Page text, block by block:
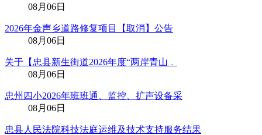
08月06日
2026年金声乡道路修复项目【取消】公告
08月06日
关于【忠县新生街道2026年度“两岸青山﹒
08月06日
忠州四小2026年班班通、监控、扩声设备采
08月06日
忠县人民法院科技法庭运维及技术支持服务结果